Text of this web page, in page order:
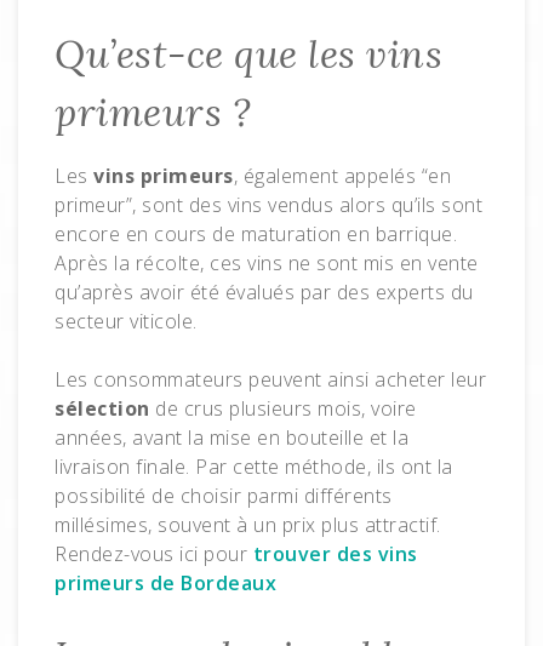
Qu’est-ce que les vins
primeurs ?
Les vins primeurs, également appelés “en
primeur”, sont des vins vendus alors qu’ils sont
encore en cours de maturation en barrique.
Après la récolte, ces vins ne sont mis en vente
qu’après avoir été évalués par des experts du
secteur viticole.
Les consommateurs peuvent ainsi acheter leur
sélection de crus plusieurs mois, voire
années, avant la mise en bouteille et la
livraison finale. Par cette méthode, ils ont la
possibilité de choisir parmi différents
millésimes, souvent à un prix plus attractif.
Rendez-vous ici pour trouver des vins
primeurs de Bordeaux